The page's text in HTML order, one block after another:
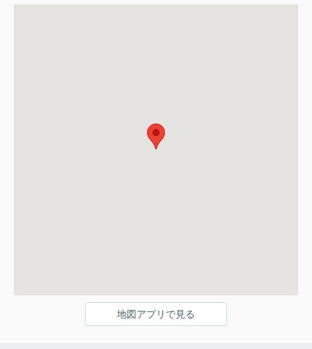
地図アプリで見る